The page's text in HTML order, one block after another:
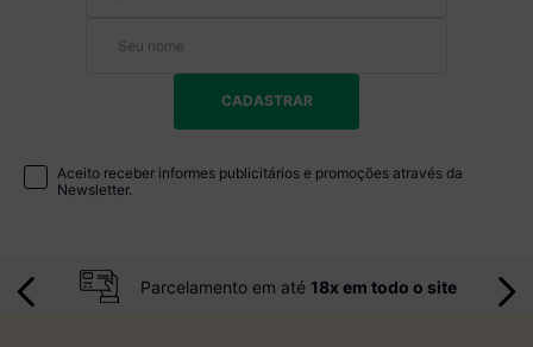
CADASTRAR
Aceito receber informes publicitários e promoções através da
Newsletter.
Parcelamento em até 18x em todo o site